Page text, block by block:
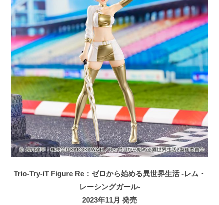
Trio-Try-iT Figure Re：ゼロから始める異世界生活 -レム・
レーシングガール-
2023年11月 発売